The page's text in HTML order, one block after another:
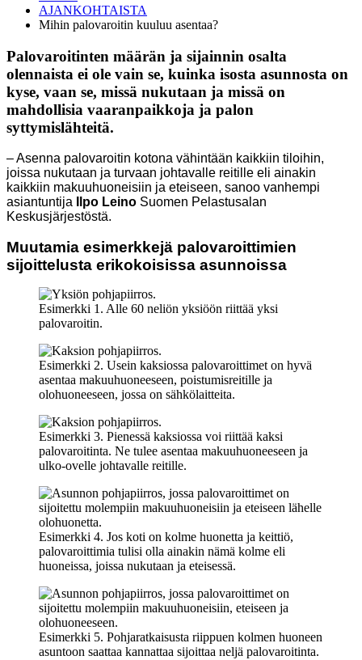
AJANKOHTAISTA
Mihin palovaroitin kuuluu asentaa?
Palovaroitinten määrän ja sijainnin osalta
olennaista ei ole vain se, kuinka isosta asunnosta on
kyse, vaan se, missä nukutaan ja missä on
mahdollisia vaaranpaikkoja ja palon
syttymislähteitä.
– Asenna palovaroitin kotona vähintään kaikkiin tiloihin,
joissa nukutaan ja turvaan johtavalle reitille eli ainakin
kaikkiin makuuhuoneisiin ja eteiseen, sanoo vanhempi
asiantuntija
Ilpo Leino Suomen Pelastusalan
Keskusjärjestöstä.
Muutamia esimerkkejä palovaroittimien
sijoittelusta erikokoisissa asunnoissa
Esimerkki 1. Alle 60 neliön yksiöön riittää yksi
palovaroitin.
Esimerkki 2. Usein kaksiossa palovaroittimet on hyvä
asentaa makuuhuoneeseen, poistumisreitille ja
olohuoneeseen, jossa on sähkölaitteita.
Esimerkki 3. Pienessä kaksiossa voi riittää kaksi
palovaroitinta. Ne tulee asentaa makuuhuoneeseen ja
ulko-ovelle johtavalle reitille.
Esimerkki 4. Jos koti on kolme huonetta ja keittiö,
palovaroittimia tulisi olla ainakin nämä kolme eli
huoneissa, joissa nukutaan ja eteisessä.
Esimerkki 5. Pohjaratkaisusta riippuen kolmen huoneen
asuntoon saattaa kannattaa sijoittaa neljä palovaroitinta.